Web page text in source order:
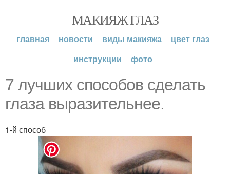
МАКИЯЖ ГЛАЗ
главная новости виды макияжа
цвет глаз
инструкции
фото
7 лучших способов сделать
глаза выразительнее.
1-й способ